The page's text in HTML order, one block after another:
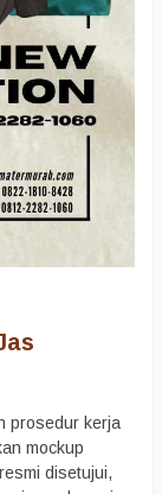
prosedur kerja
mockup
disetujui,